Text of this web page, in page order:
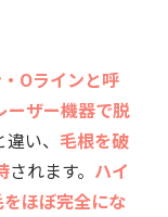
Oラインと呼
ーザー機器で脱
い、 毛根を破
されます。 ハイ
ほぼ完全にな